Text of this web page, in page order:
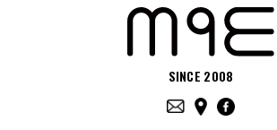
SINCE 2008